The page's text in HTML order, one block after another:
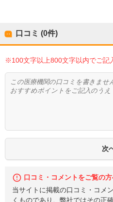
口コミ (0件)
※100文字以上800文字以内でご記
口コミ・コメントをご覧の
当サイトに掲載の口コミ・コメ
くものであり、弊社ではその正